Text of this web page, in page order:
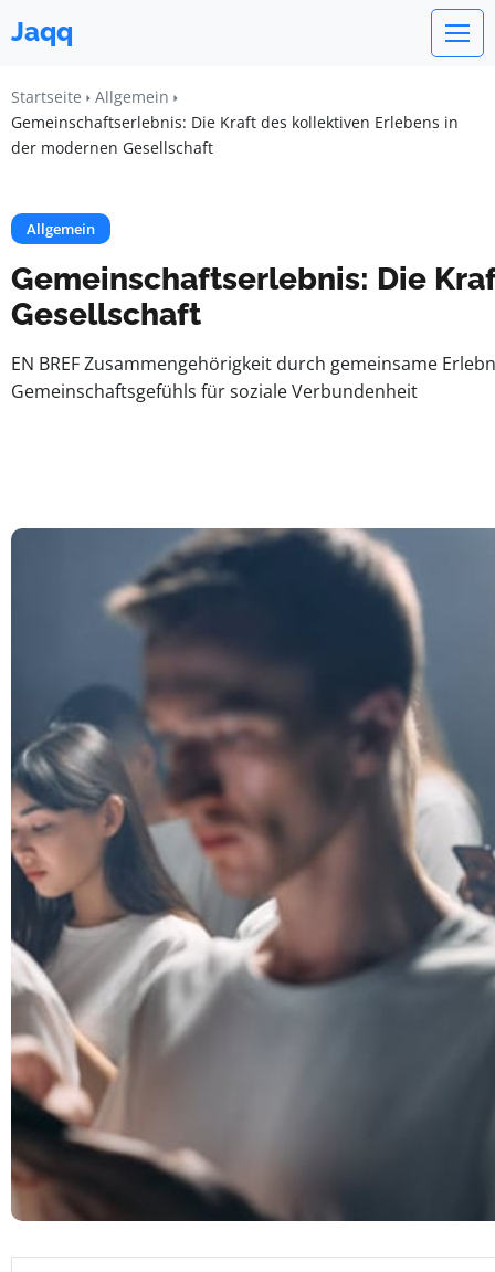
Jaqq
Startseite
Allgemein
Gemeinschaftserlebnis: Die Kraft des kollektiven Erlebens in
der modernen Gesellschaft
Allgemein
Gemeinschaftserlebnis: Die
Gesellschaft
EN BREF Zusammengehörigkeit durch gemeinsame
Gemeinschaftsgefühls für soziale Verbundenheit